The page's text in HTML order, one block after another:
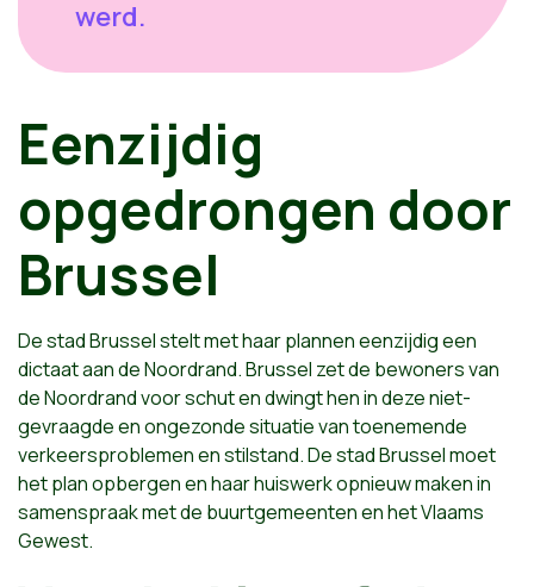
werd.
Eenzijdig
opgedrongen door
Brussel
De stad Brussel stelt met haar plannen eenzijdig een
dictaat aan de Noordrand. Brussel zet de bewoners van
de Noordrand voor schut en dwingt hen in deze niet-
gevraagde en ongezonde situatie van toenemende
verkeersproblemen en stilstand. De stad Brussel moet
het plan opbergen en haar huiswerk opnieuw maken in
samenspraak met de buurtgemeenten en het Vlaams
Gewest.